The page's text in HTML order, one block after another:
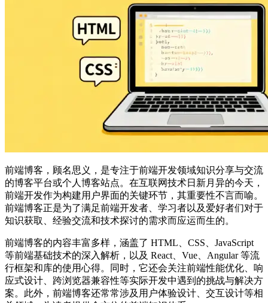
前端博客，顾名思义，是专注于前端开发领域知识分享与交流
的博客平台或个人博客站点。在互联网技术日新月异的今天，
前端开发作为构建用户界面的关键环节，其重要性不言而喻。
前端博客正是为了满足前端开发者、学习者以及爱好者们对于
知识获取、经验交流和技术探讨的需求而应运而生的。
前端博客的内容丰富多样，涵盖了 HTML、CSS、JavaScript
等前端基础技术的深入解析，以及 React、Vue、Angular 等流
行框架和库的使用心得。同时，它还会关注前端性能优化、响
应式设计、跨浏览器兼容性等实际开发中遇到的挑战与解决方
案。此外，前端博客还常常涉及用户体验设计、交互设计等相